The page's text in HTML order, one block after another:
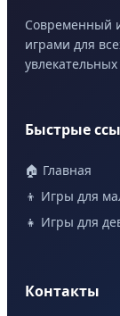
Современный
играми для
Быстрые
🏠 Главная
👦 Игры для
👧 Игры для
Контакты